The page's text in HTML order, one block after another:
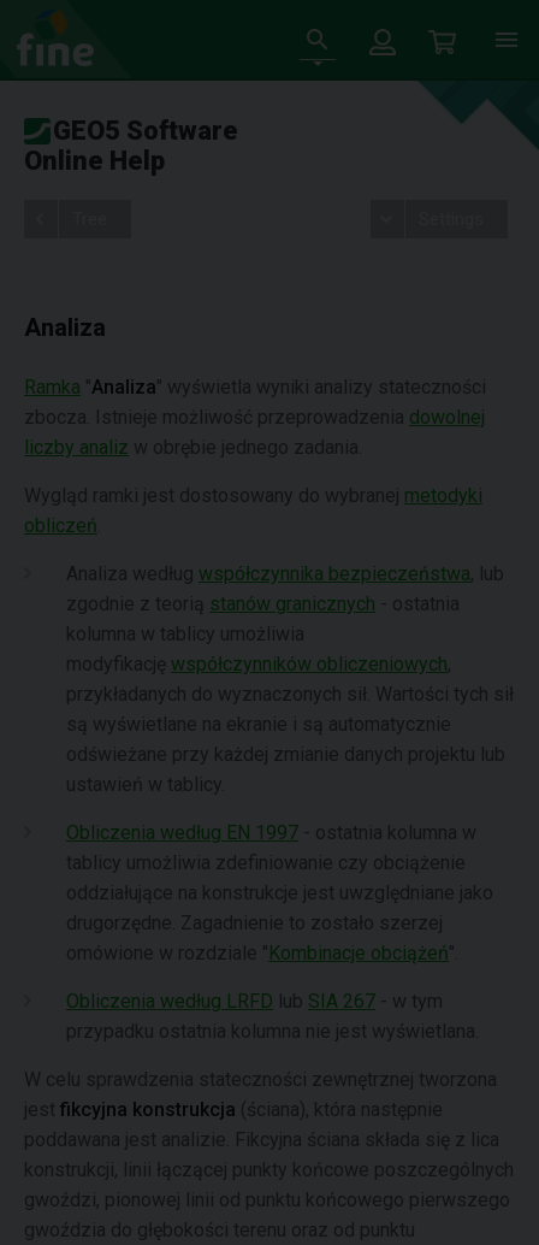
GEO5 Software
Online Help
Analiza
Ramka "Analiza" wyświetla wyniki analizy stateczności
zbocza. Istnieje możliwość przeprowadzenia dowolnej
liczby analiz w obrębie jednego zadania.
Wygląd ramki jest dostosowany do wybranej metodyki
obliczeń
Analiza według współczynnika bezpieczeństwa, lub
zgodnie z teorią stanów granicznych - ostatnia
kolumna w tablicy umożliwia
modyfikację współczynników obliczeniowych,
przykładanych do wyznaczonych sił. Wartości tych sił
są wyświetlane na ekranie i są automatycznie
odświeżane przy każdej zmianie danych projektu lub
ustawień w tablicy.
Obliczenia według EN 1997 - ostatnia kolumna w
tablicy umożliwia zdefiniowanie czy obciążenie
oddziałujące na konstrukcje jest uwzględniane jako
drugorzędne. Zagadnienie to zostało szerzej
omówione w rozdziale "Kombinacje obciążeń".
Obliczenia według LRFD lub SIA 267 - w tym
przypadku ostatnia kolumna nie jest wyświetlana.
W celu sprawdzenia stateczności zewnętrznej tworzona
jest fikcyjna konstrukcja (ściana), która następnie
poddawana jest analizie. Fikcyjna ściana składa się z lica
konstrukcji, linii łączącej punkty końcowe poszczególnych
gwoździ, pionowej linii od punktu końcowego pierwszego
gwoździa do głębokości terenu oraz od punktu